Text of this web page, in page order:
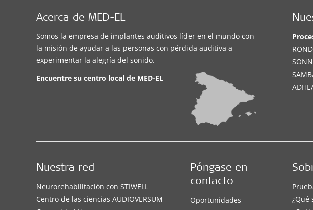
Acerca de MED-EL
Somos la empresa de implantes auditivos líder en el mundo con
la misión de ayudar a las personas con pérdida auditiva a
experimentar la alegría del sonido.
Encuentre su centro local de MED-EL
¿Qué
Nuestra red
Neurorehabilitación con STIWELL
Centro de las ciencias AUDIOVERSUM
Póngase en
contacto
Oportunidades